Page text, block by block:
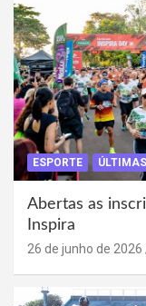
ESPORTE
Abertas as
Inspira
26 de junho de 2026